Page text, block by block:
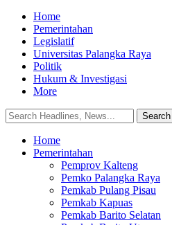
Home
Pemerintahan
Legislatif
Universitas Palangka Raya
Politik
Hukum & Investigasi
More
Home
Pemerintahan
Pemprov Kalteng
Pemko Palangka Raya
Pemkab Pulang Pisau
Pemkab Kapuas
Pemkab Barito Selatan